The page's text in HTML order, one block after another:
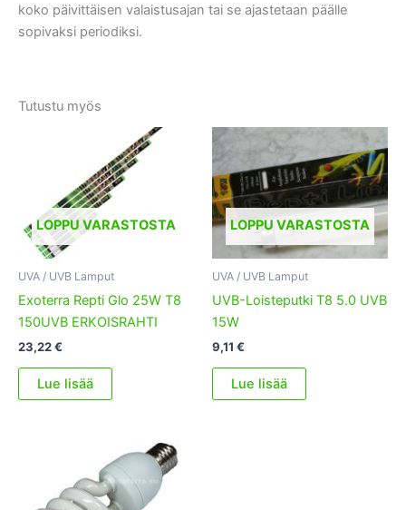
koko päivittäisen valaistusajan tai se ajastetaan päälle
sopivaksi periodiksi.
Tutustu myös
LOPPU VARASTOSTA
UVA / UVB Lamput
Exoterra Repti Glo 25W T8
150UVB ERKOISRAHTI
23,22€
Lue lisää
LOPPU VARASTOSTA
UVA / UVB Lamput
UVB-Loisteputki T8 5.0 UVB
15W
9,11 €
Lue lisää